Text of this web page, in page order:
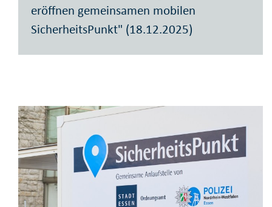
eröffnen gemeinsamen mobilen
SicherheitsPunkt" (18.12.2025)